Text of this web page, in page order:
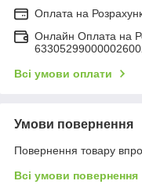
Оплата на
Онлайн Оплата на
Всі умови оплати
Умови повернення
Повернення товару
Всі умови повернення